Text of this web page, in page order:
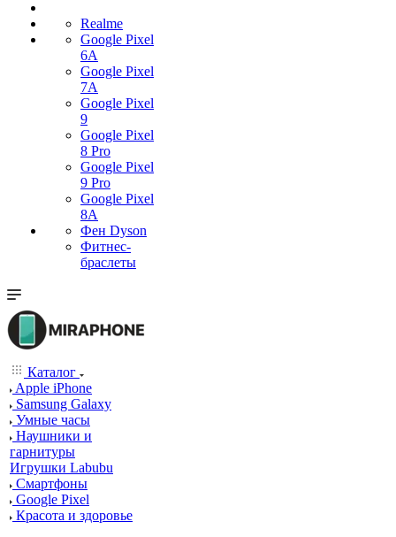
Realme
Google Pixel
6A
Google Pixel
7А
Google Pixel
9
Google Pixel
8 Pro
Google Pixel
9 Pro
Google Pixel
8A
Фен Dyson
Фитнес-
браслеты
Каталог
Apple iPhone
Samsung Galaxy
Умные часы
Наушники и
гарнитуры
Игрушки Labubu
Смартфоны
Google Pixel
Красота и здоровье